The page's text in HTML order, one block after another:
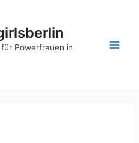
Powerfrauen in